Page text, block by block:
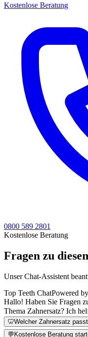
Kostenlose Beratung
0800 589 2801
Kostenlose Beratung
Fragen zu
Unser Chat-Assistent
Top Teeth ChatPowered
Hallo! Haben Sie Fragen
Thema Zahnersatz? Ich
🦷Welcher Zahnersatz
💬Kostenlose Beratung